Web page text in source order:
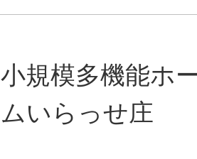
小規模多機能ホ
ムいらっせ庄